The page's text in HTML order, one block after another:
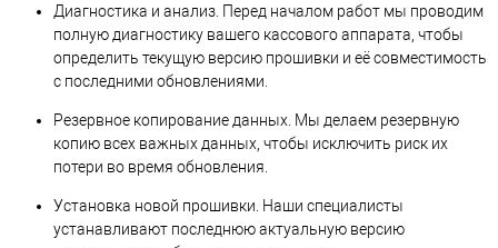
Диагностика и анализ. Перед началом работ мы проводим
полную диагностику вашего кассового аппарата, чтобы
определить текущую версию прошивки и её совместимость
с последними обновлениями.
Резервное копирование данных. Мы делаем резервную
копию всех важных данных, чтобы исключить риск их
потери во время обновления.
Установка новой прошивки. Наши специалисты
устанавливают последнюю актуальную версию